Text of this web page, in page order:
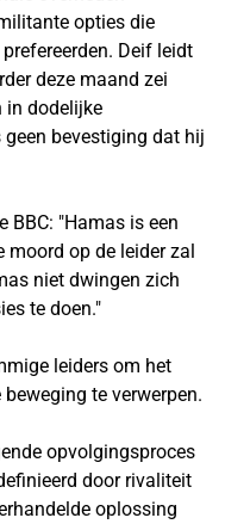
opties die
Deif leidt
deze maand zei
in dodelijke
bevestiging dat hij
BBC: "Hamas is een
moord op de leider zal
niet dwingen zich
te doen."
leiders om het
te verwerpen.
opvolgingsproces
door rivaliteit
oplossing